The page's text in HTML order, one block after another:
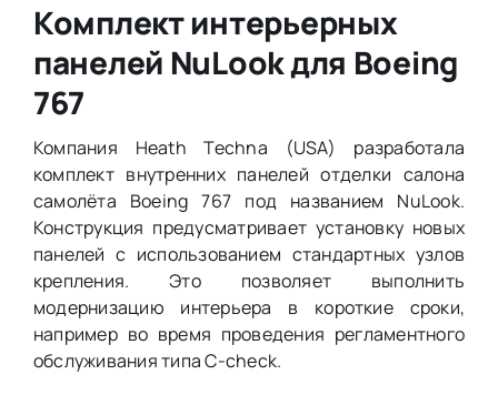
Комплект интерьерных
панелей NuLook для Boeing
767
Компания Heath Techna (USA) разработала
комплект внутренних панелей отделки салона
самолёта Boeing 767 под названием NuLook.
Конструкция предусматривает установку новых
панелей с использованием стандартных узлов
крепления. Это позволяет выполнить
модернизацию интерьера в короткие сроки,
например во время проведения регламентного
обслуживания типа C-check.